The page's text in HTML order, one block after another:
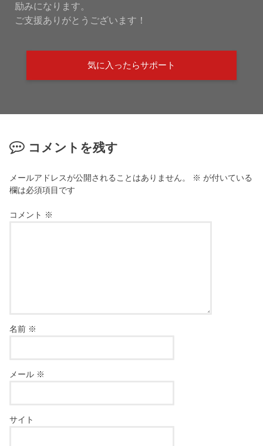
励みになります。
ご支援ありがとうございます！
気に入ったらサポート
コメントを残す
メールアドレスが公開されることはありません。 ※ が付いている
欄は必須項目です
コメント ※
名前 ※
メール ※
サイト